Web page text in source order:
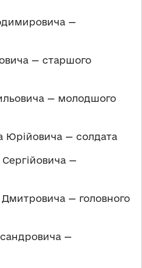
—
— старшого
— молодшого
— солдата
—
— головного
—